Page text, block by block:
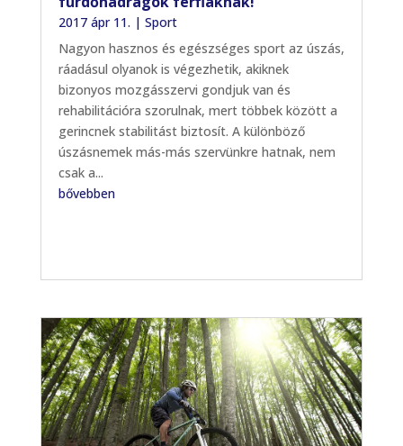
2017 ápr 11. | Sport
Nagyon hasznos és egészséges sport az úszás,
ráadásul olyanok is végezhetik, akiknek
bizonyos mozgásszervi gondjuk van és
rehabilitációra szorulnak, mert többek között a
gerincnek stabilitást biztosít. A különböző
úszásnemek más-más szervünkre hatnak, nem
csak a...
bővebben